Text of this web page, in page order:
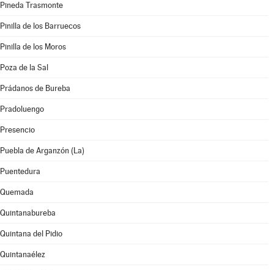
Pineda Trasmonte
Pinilla de los Barruecos
Pinilla de los Moros
Poza de la Sal
Prádanos de Bureba
Pradoluengo
Presencio
Puebla de Arganzón (La)
Puentedura
Quemada
Quintanabureba
Quintana del Pidio
Quintanaélez